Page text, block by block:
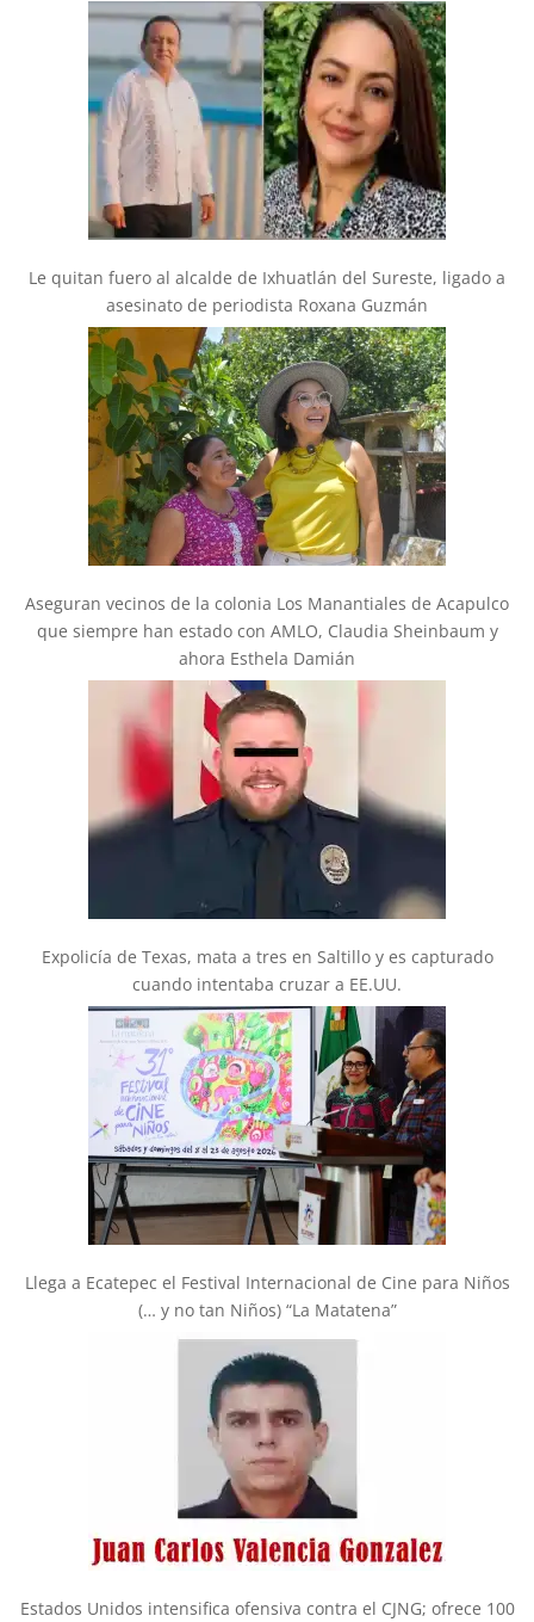
Le quitan fuero al alcalde de Ixhuatlán del Sureste, ligado a
asesinato de periodista Roxana Guzmán
Aseguran vecinos de la colonia Los Manantiales de Acapulco
que siempre han estado con AMLO, Claudia Sheinbaum y
ahora Esthela Damián
Expolicía de Texas, mata a tres en Saltillo y es capturado
cuando intentaba cruzar a EE.UU.
Llega a Ecatepec el Festival Internacional de Cine para Niños
(… y no tan Niños) “La Matatena”
Estados Unidos intensifica ofensiva contra el CJNG; ofrece 100